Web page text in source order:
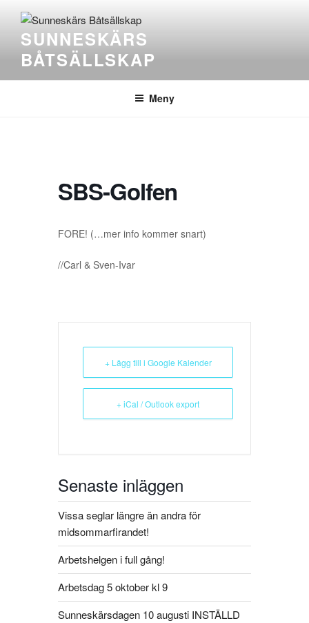
SUNNESKÄRS
BÅTSÄLLSKAP
Meny
SBS-Golfen
FORE! (…mer info kommer snart)
//Carl & Sven-Ivar
+ Lägg till i Google Kalender
+ iCal / Outlook export
Senaste inläggen
Vissa seglar längre än andra för
midsommarfirandet!
Arbetshelgen i full gång!
Arbetsdag 5 oktober kl 9
Sunneskärsdagen 10 augusti INSTÄLLD​